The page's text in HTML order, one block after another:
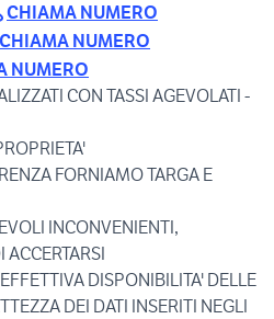
CHIAMA NUMERO
CHIAMA NUMERO
NUMERO
CON TASSI AGEVOLATI -
FORNIAMO TARGA E
INCONVENIENTI,
DISPONIBILITA' DELLE
DEI DATI INSERITI NEGLI